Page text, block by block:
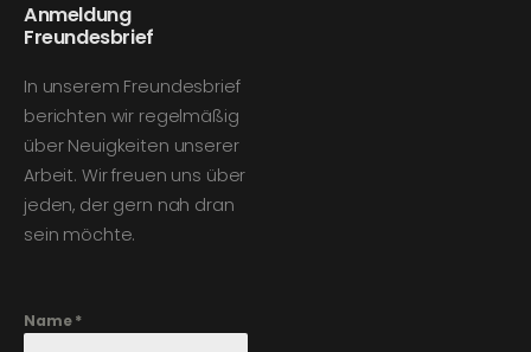
Anmeldung
Freundesbrief
In unserem Freundesbrief
berichten wir regelmäßig
über Neuigkeiten unserer
Arbeit. Wir freuen uns über
jeden, der gern nah dran
sein möchte.
Name*